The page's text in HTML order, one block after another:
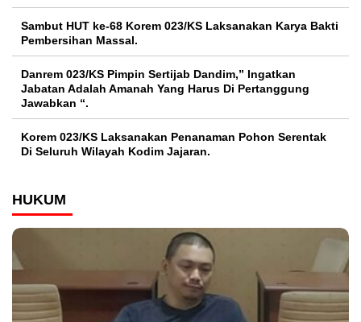
Sambut HUT ke-68 Korem 023/KS Laksanakan Karya Bakti
Pembersihan Massal.
Danrem 023/KS Pimpin Sertijab Dandim,” Ingatkan
Jabatan Adalah Amanah Yang Harus Di Pertanggung
Jawabkan “.
Korem 023/KS Laksanakan Penanaman Pohon Serentak
Di Seluruh Wilayah Kodim Jajaran.
HUKUM